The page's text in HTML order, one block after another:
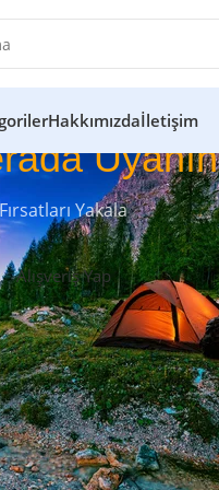
Hakkımızdaİletişim
Uyanın
Fırsatları Yakala
Alışveriş Yap